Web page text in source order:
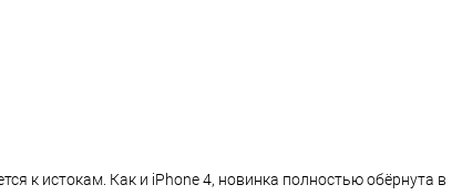
к истокам. Как и iPhone 4, новинка полностью обёрнута в